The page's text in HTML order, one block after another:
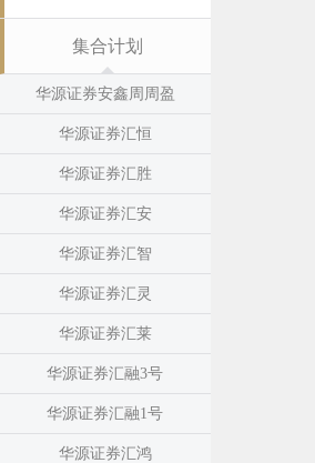
集合计划
华源证券安鑫周周盈
华源证券汇恒
华源证券汇胜
华源证券汇安
华源证券汇智
华源证券汇灵
华源证券汇莱
华源证券汇融3号
华源证券汇融1号
华源证券汇鸿